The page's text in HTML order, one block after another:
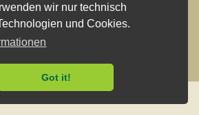
wir nur technisch
und Cookies.
Got it!
DATENSCHUTZERKLÄRUNG
ÖFFNUNGSZEITEN